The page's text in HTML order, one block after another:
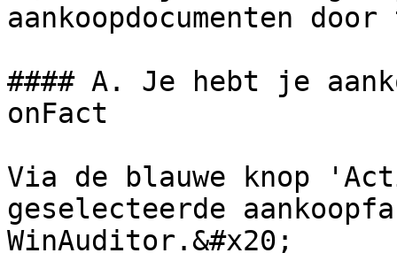
aankoopdocumenten
#### A. Je hebt je
onFact
Via de blauwe knop
geselecteerde
WinAuditor.&#x20;